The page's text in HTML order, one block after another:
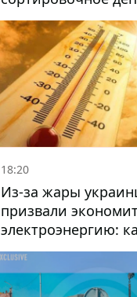
"Укрпошти" и
работниц
18:20
Из-за жары
призвали
электроэнергию:
избежать